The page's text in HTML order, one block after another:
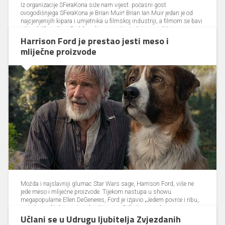
Iz organizacije SFeraKona siže nam vijest: počasni gost
ovogodišnjega SFeraKona je Brian Muir! Brian Ian Muir jedan je od
najcjenjenijih kipara i umjetnika u filmskoj industriji, a filmom se bavi
više od 48 godina. Sa 16 godina, započeo je četverogodišnje
naukovanje kao kipar/maketar u Elstree Film Studios. Nakon
završetka naukovanja, Brian je napustio filmsku industriju te stekao
iskustvo radeći...
Nastavi čitati →
10.03.2020, 12:12 0 komentara
Harrison Ford je prestao jesti meso i
mliječne proizvode
Možda i najslavniji glumac Star Wars sage, Harrison Ford, više ne
jede meso i mliječne proizvode. Tijekom nastupa u showu
megapopularne Ellen DeGeneres, Ford je izjavio „Jedem povrće i ribu,
ne jedem mliječne proizvede niti meso. Odlučio sam da sam umoran
od jedenja mesa, a i znam kako to nije baš dobro za planet i nije baš
Učlani se u Udrugu ljubitelja Zvjezdanih